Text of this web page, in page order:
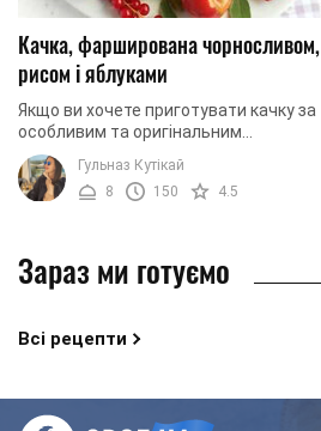
Качка, фарширована чорносливом,
рисом і яблуками
Якщо ви хочете приготувати качку за
особливим та оригінальним
рецептом – цей рецепт для вас.
Фарширована качка вийде не лише
смачною, соковитою, ...
Гульназ Кутікай
8
150 4.5
Зараз ми готуємо
Всі рецепти